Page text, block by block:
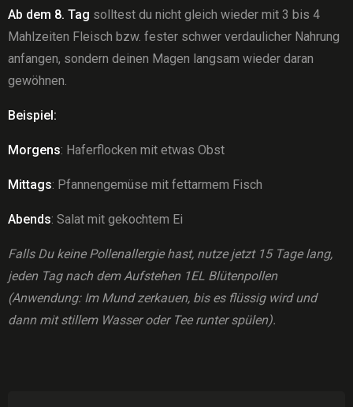
Ab dem 8. Tag solltest du nicht gleich wieder mit 3 bis 4
Mahlzeiten Fleisch bzw. fester schwer verdaulicher Nahrung
anfangen, sondern deinen Magen langsam wieder daran
gewöhnen.
Beispiel:
Morgens: Haferflocken mit etwas Obst
Mittags: Pfannengemüse mit fettarmem Fisch
Abends: Salat mit gekochtem Ei
Falls Du keine Pollenallergie hast, nutze jetzt 15 Tage lang,
jeden Tag nach dem Aufstehen 1EL Blütenpollen
(Anwendung: Im Mund zerkauen, bis es flüssig wird und
dann mit stillem Wasser oder Tee runter spülen).